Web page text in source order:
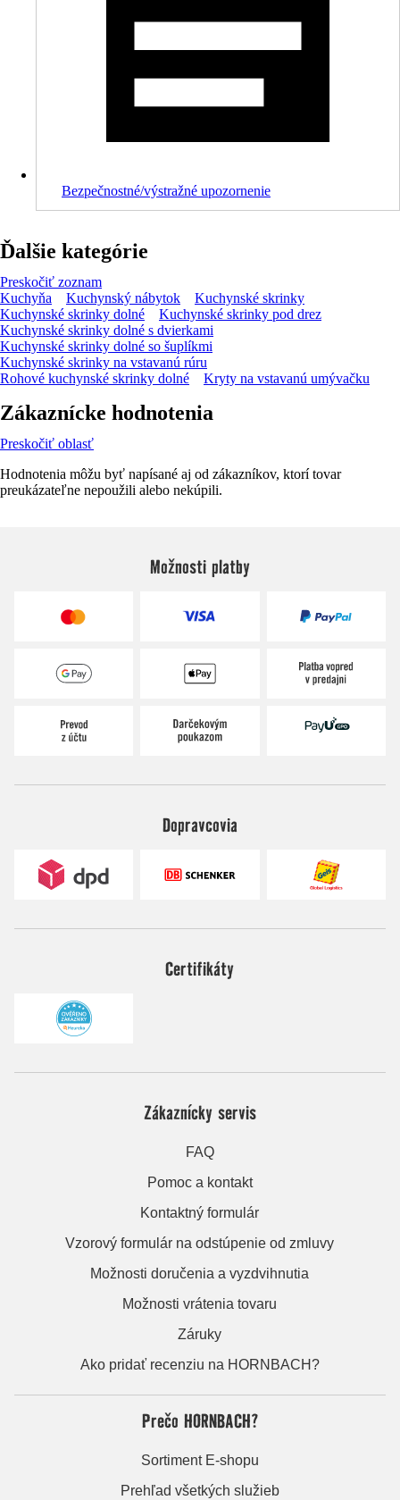
Bezpečnostné/výstražné upozornenie
Ďalšie kategórie
Preskočiť zoznam
Kuchyňa
Kuchynský nábytok
Kuchynské skrinky
Kuchynské skrinky dolné
Kuchynské skrinky pod drez
Kuchynské skrinky dolné s dvierkami
Kuchynské skrinky dolné so šuplíkmi
Kuchynské skrinky na vstavanú rúru
Rohové kuchynské skrinky dolné
Kryty na vstavanú umývačku
Zákaznícke hodnotenia
Preskočiť oblasť
Hodnotenia môžu byť napísané aj od zákazníkov, ktorí tovar
preukázateľne nepoužili alebo nekúpili.
Možnosti platby
Dopravcovia
Certifikáty
Zákaznícky servis
FAQ
Pomoc a kontakt
Kontaktný formulár
Vzorový formulár na odstúpenie od zmluvy
Možnosti doručenia a vyzdvihnutia
Možnosti vrátenia tovaru
Záruky
Ako pridať recenziu na HORNBACH?
Prečo HORNBACH?
Sortiment E-shopu
Prehľad všetkých služieb